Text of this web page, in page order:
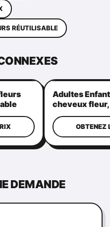
RÉUTILISABLE
Adultes
cheveux
élastique
OBTENEZ
DEMANDE